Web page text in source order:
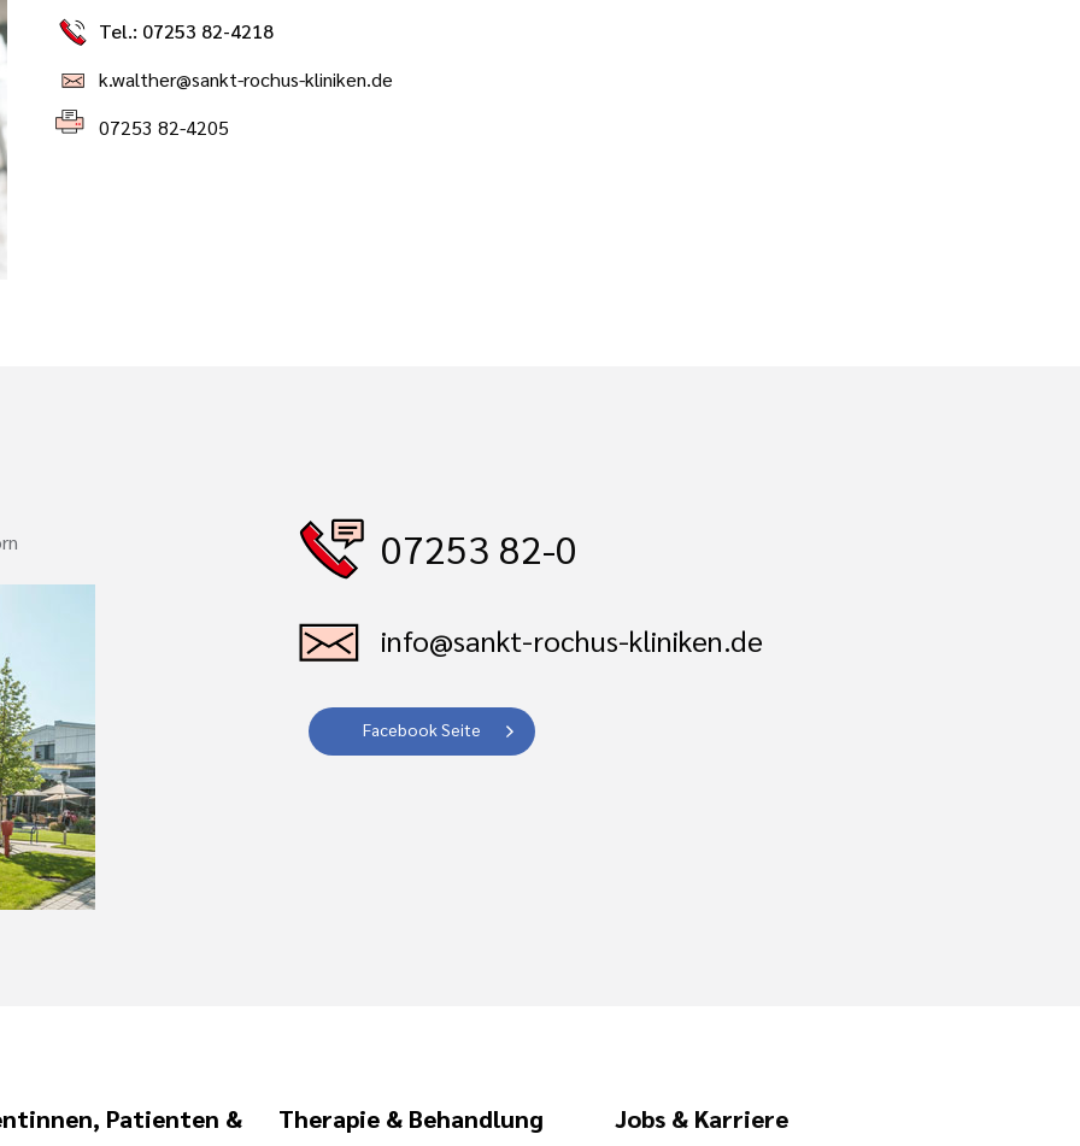
Tel.: 07253 82-4218
k.walther@sankt-rochus-kliniken.de
07253 82-4205
07253 82-0
info@sankt-rochus-kliniken.de
Facebook Seite
Patienten &
Therapie & Behandlung Jobs & Karriere